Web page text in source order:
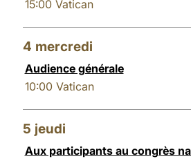
15:00 Vatican
4 mercredi
Audience générale
10:00 Vatican
5 jeudi
Aux participants au congrès